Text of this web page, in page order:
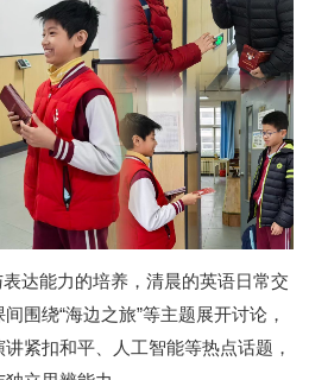
达能力的培养，清晨的英语日常交
围绕“海边之旅”等主题展开讨论，
紧扣和平、人工智能等热点话题，